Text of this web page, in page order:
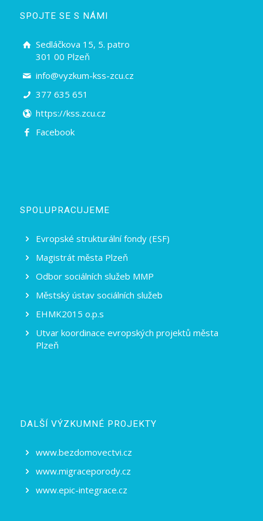
SPOJTE SE S NÁMI
Sedláčkova 15, 5. patro
301 00 Plzeň
info@vyzkum-kss-zcu.cz
377 635 651
https://kss.zcu.cz
Facebook
SPOLUPRACUJEME
Evropské strukturální fondy (ESF)
Magistrát města Plzeň
Odbor sociálních služeb MMP
Městský ústav sociálních služeb
EHMK2015 o.p.s
Utvar koordinace evropských projektů města
Plzeň
DALŠÍ VÝZKUMNÉ PROJEKTY
www.bezdomovectvi.cz
www.migraceporody.cz
www.epic-integrace.cz